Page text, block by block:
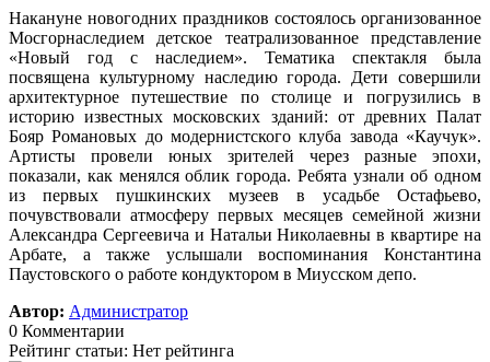
Накануне новогодних праздников состоялось организованное
Мосгорнаследием детское театрализованное представление
«Новый год с наследием».
Тематика спектакля была
посвящена культурному наследию города. Дети совершили
архитектурное путешествие по столице и погрузились в
историю известных московских зданий: от древних Палат
Бояр Романовых до модернистского клуба завода «Каучук».
Артисты провели юных зрителей через разные эпохи,
показали, как менялся облик города. Ребята узнали об одном
из первых пушкинских музеев в усадьбе Остафьево,
почувствовали атмосферу первых месяцев семейной жизни
Александра Сергеевича и Натальи Николаевны в квартире на
Арбате, а также услышали воспоминания Константина
Паустовского о работе кондуктором в Миусском депо.
Автор: Администратор
0 Комментарии
Рейтинг статьи: Нет рейтинга